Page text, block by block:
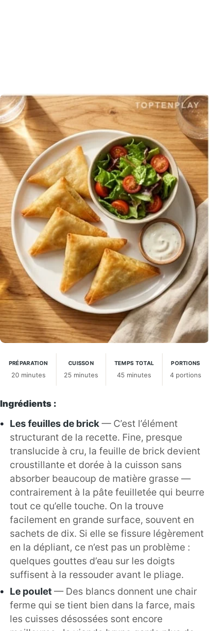
PRÉPARATION
20 minutes
CUISSON
25 minutes
TEMPS TOTAL
45 minutes
PORTIONS
4 portions
Ingrédients :
Les feuilles de brick — C’est l’élément
structurant de la recette. Fine, presque
translucide à cru, la feuille de brick devient
croustillante et dorée à la cuisson sans
absorber beaucoup de matière grasse —
contrairement à la pâte feuilletée qui beurre
tout ce qu’elle touche. On la trouve
facilement en grande surface, souvent en
sachets de dix. Si elle se fissure légèrement
en la dépliant, ce n’est pas un problème :
quelques gouttes d’eau sur les doigts
suffisent à la ressouder avant le pliage.
Le poulet — Des blancs donnent une chair
ferme qui se tient bien dans la farce, mais
les cuisses désossées sont encore